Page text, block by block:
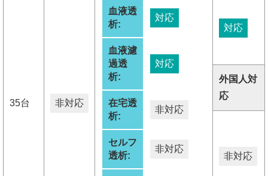
35台 非対応
血液透
析:
対応
血液濾
過透
析:
対応
在宅透
析:
非対応
セルフ
透析:
非対応
対応
外国人対
応
非対応